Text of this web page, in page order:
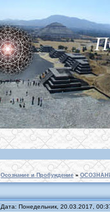
Осознание и Пробуждение »
Дата: Понедельник, 20.03.2017,